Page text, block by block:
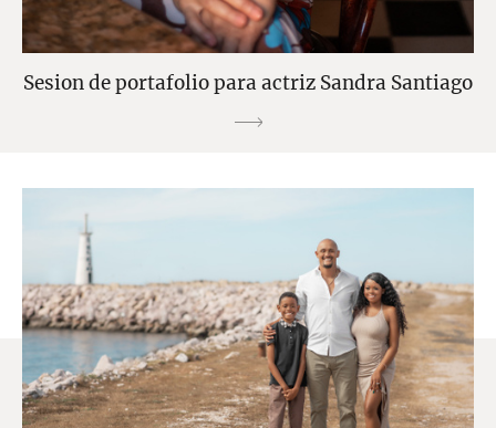
Sesion de portafolio para actriz Sandra Santiago